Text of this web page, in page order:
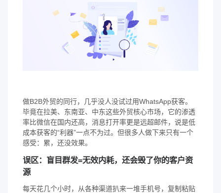
做B2B外贸的同行，几乎没人没试过用WhatsApp获客。
毕竟在拉美、东南亚、中东这些外贸核心市场，它的渗透
率比微信在国内还高，消息打开率更是远超邮件，说是低
成本获客的“利器”一点不为过。但很多人做下来只有一个
感受：累，还没效果。
误区：盲目群发=无效内耗，还会毁了你的客户资
源
每天花几个小时，从各种渠道扒来一堆手机号，复制粘贴